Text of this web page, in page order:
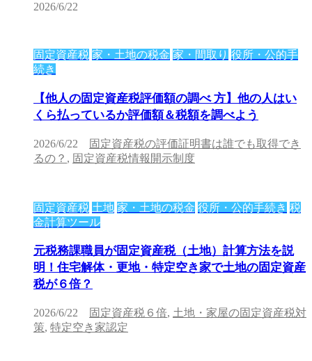
2026/6/22
固定資産税 家・土地の税金 家・間取り 役所・公的手
続き
【他人の固定資産税評価額の調べ 方】他の人はい
くら払っているか評価額＆税額を調べよう
2026/6/22
固定資産税の評価証明書は誰でも取得でき
るの？ , 固定資産税情報開示制度
固定資産税 土地 家・土地の税金 役所・公的手続き 税
金計算ツール
元税務課職員が固定資産税（土地）計算方法を説
明！住宅解体・更地・特定空き家で土地の固定資産
税が６倍？
2026/6/22 固定資産税６倍, 土地・家屋の固定資産税対
策, 特定空き家認定